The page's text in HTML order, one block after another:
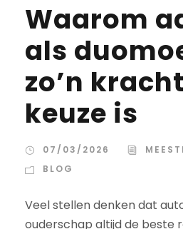
Waarom
als
zo’n
keuze is
07/03/2026
BLOG
Veel stellen denken dat
ouderschap altijd de beste